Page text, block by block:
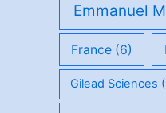
Emmanuel
France(6)
Gilead Sciences